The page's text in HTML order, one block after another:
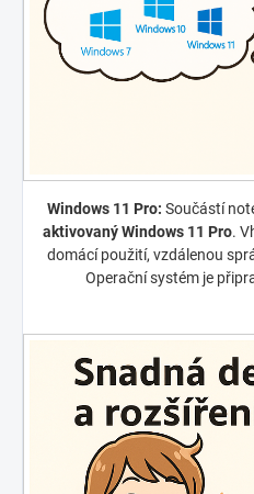
Windows 11 Pro: Součástí
aktivovaný Windows 11 Pro.
domácí použití, vzdálenou
Operační systém je